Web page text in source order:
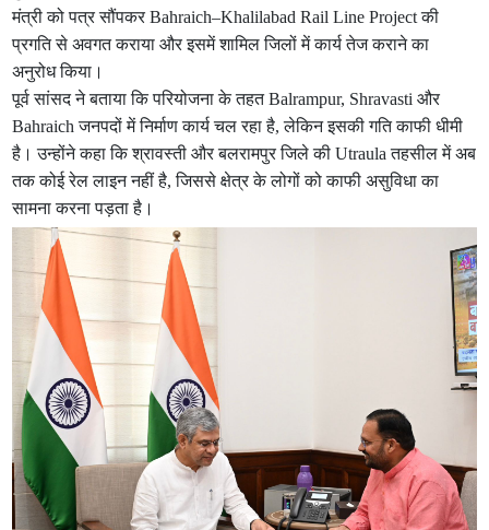
मंत्री को पत्र सौंपकर Bahraich–Khalilabad Rail Line Project की
प्रगति से अवगत कराया और इसमें शामिल जिलों में कार्य तेज कराने का
अनुरोध किया।
पूर्व सांसद ने बताया कि परियोजना के तहत Balrampur, Shravasti और
Bahraich जनपदों में निर्माण कार्य चल रहा है, लेकिन इसकी गति काफी धीमी
है। उन्होंने कहा कि श्रावस्ती और बलरामपुर जिले की Utraula तहसील में अब
तक कोई रेल लाइन नहीं है, जिससे क्षेत्र के लोगों को काफी असुविधा का
सामना करना पड़ता है।